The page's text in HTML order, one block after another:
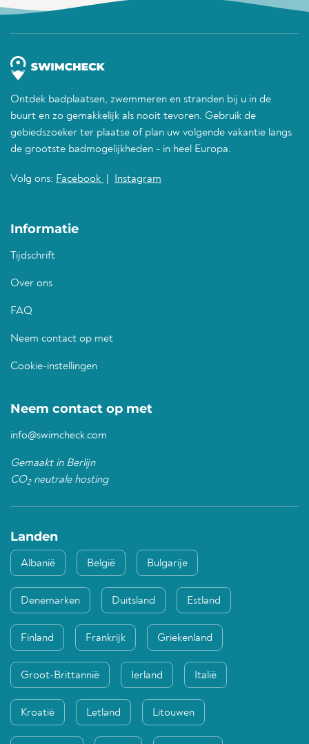
Ontdek badplaatsen, zwemmeren en stranden bij u in de
buurt en zo gemakkelijk als nooit tevoren. Gebruik de
gebiedszoeker ter plaatse of plan uw volgende vakantie langs
de grootste badmogelijkheden - in heel Europa.
Volg ons: Facebook Instagram
Informatie
Tijdschrift
Over ons
FAQ
Neem contact op met
Cookie-instellingen
Neem contact op met
info@swimcheck.com
Gemaakt in Berlijn
CO2neutrale hosting
Landen
Albanië België Bulgarije
Denemarken Duitsland Estland
Finland Frankrijk Griekenland
Groot-Brittannië Ierland Italië
Kroatië Letland Litouwen